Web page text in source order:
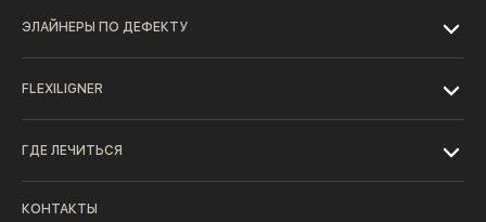
ЭЛАЙНЕРЫ ПО ДЕФЕКТУ
FLEXILIGNER
ГДЕ ЛЕЧИТЬСЯ
КОНТАКТЫ